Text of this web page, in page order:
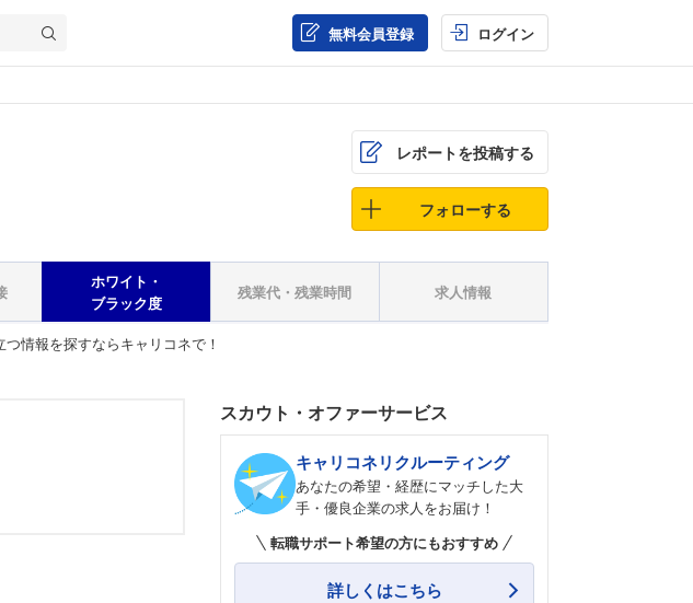
無料会員登録 ログイン
レポートを投稿する
フォローする
ホワイト・
ブラック度
残業代・残業時間 求人情報
情報を探すならキャリコネで！
スカウト・オファーサービス
キャリコネリクルーティング
あなたの希望・経歴にマッチした大
手・優良企業の求人をお届け！
転職サポート希望の方にもおすすめ
詳しくはこちら